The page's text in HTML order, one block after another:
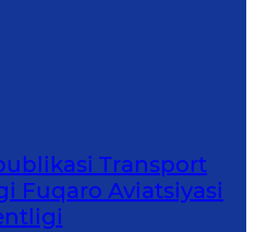
Transport
Fuqaro Aviatsiyasi